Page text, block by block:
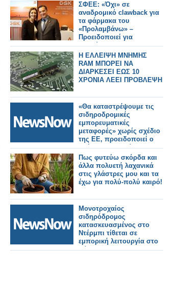
ΣΦΕΕ: «Όχι» σε
αναδρομικό clawback για
τα φάρμακα του
«Προλαμβάνω» –
Προειδοποιεί για
«επικίνδυνο
προηγούμενο»
Η ΕΛΛΕΙΨΗ ΜΝΗΜΗΣ
RAM ΜΠΟΡΕΙ ΝΑ
ΔΙΑΡΚΕΣΕΙ ΕΩΣ 10
ΧΡΟΝΙΑ ΛΕΕΙ ΠΡΟΒΛΕΨΗ
«Θα καταστρέψουμε τις
σιδηροδρομικές
εμπορευματικές
μεταφορές» χωρίς σχέδιο
της ΕΕ, προειδοποιεί ο
Τσέχος υπουργός
Μεταφορών.
Πως φυτεύω σκόρδα και
άλλα πολυετή λαχανικά
στις γλάστρες μου και τα
έχω για πολύ-πολύ καιρό!
Μονοτροχαίος
σιδηρόδρομος
κατασκευασμένος στο
Ντέρμπι τίθεται σε
εμπορική λειτουργία στο
Κάιρο.